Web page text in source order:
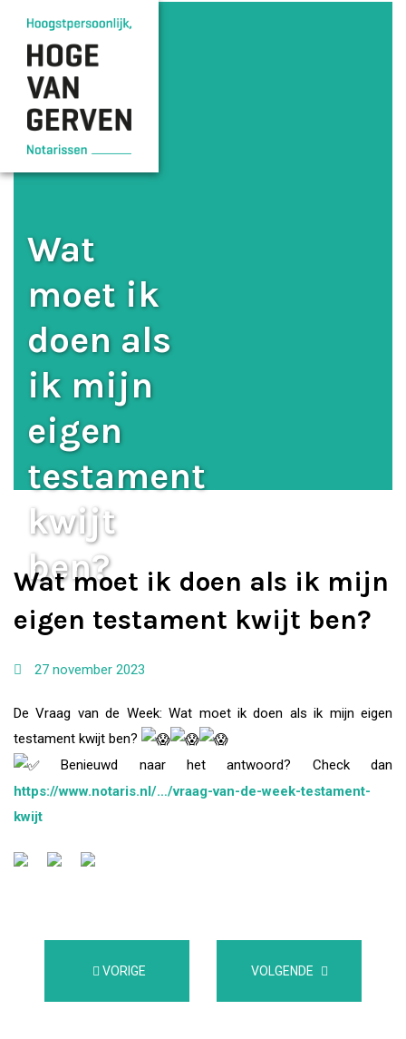
Wat
moet ik
doen als
ik mijn
eigen
testament
kwijt
ben?
Wat moet ik doen als ik mijn
eigen testament kwijt ben?
27 november 2023
De Vraag van de Week: Wat moet ik doen als ik mijn eigen
testament kwijt ben?
Benieuwd naar het antwoord? Check dan
https://www.notaris.nl/…/vraag-van-de-week-testament-
kwijt
VORIGE VOLGENDE